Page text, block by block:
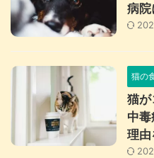
病院
猫の
猫が
中
理由